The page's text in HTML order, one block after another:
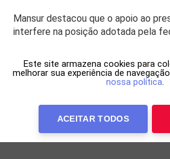
Mansur destacou que o apoio ao
interfere na posição adotada pela
Este site armazena cookies para
melhorar sua experiência de
nossa política.
ACEITAR TODOS